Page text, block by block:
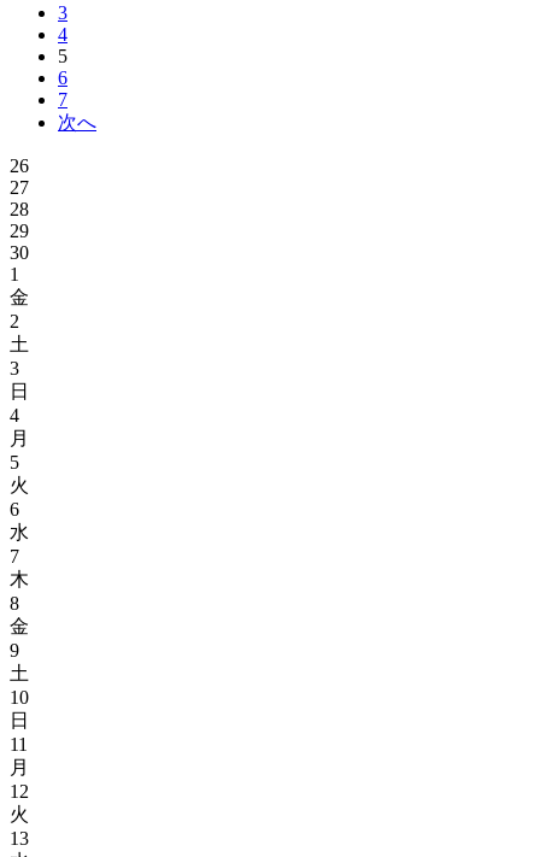
3
4
5
6
7
次へ
26
27
28
29
30
1
金
2
土
3
日
4
月
5
火
6
水
7
木
8
金
9
土
10
日
11
月
12
火
13